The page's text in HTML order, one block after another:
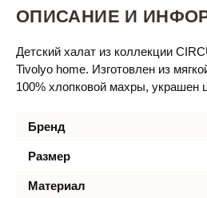
ОПИСАНИЕ И
Детский халат из коллекции
Tivolyo home. Изготовлен из
100% хлопковой махры, украшен
Бренд
Размер
Материал